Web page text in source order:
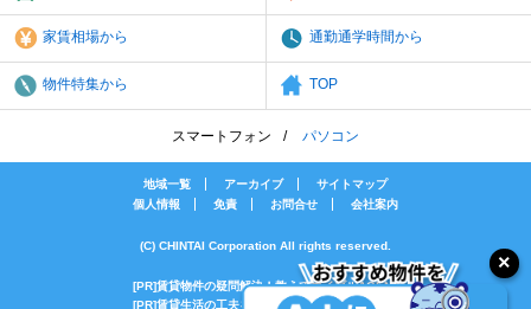
家賃相場から 通勤通学時間から
物件特集から TOP
スマートフォン パソコン
地域一覧 アーカイブ
サイトマップ
個人情報
免責 お問合せ 会社案内
(C) CHINTAI Corporation All rights reserved.
[PR]賃貸物件の疑問解決！教えてエイブルAGENT
[PR]賃貸生活の工夫を紹介！CHINTAI情報局